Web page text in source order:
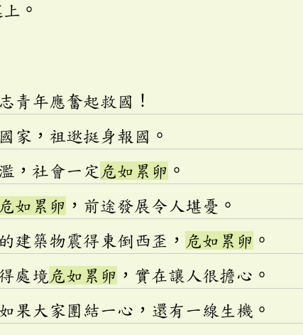
。
青年應奮起救國！
家，祖逖挺身報國。
，社會一定 危如累卵 。
危如累卵 ，前途發展令人堪憂。
建築物震得東倒西歪， 危如累卵 。
處境危如累卵 ，實在讓人很擔心。
如果大家團結一心，還有一線生機。